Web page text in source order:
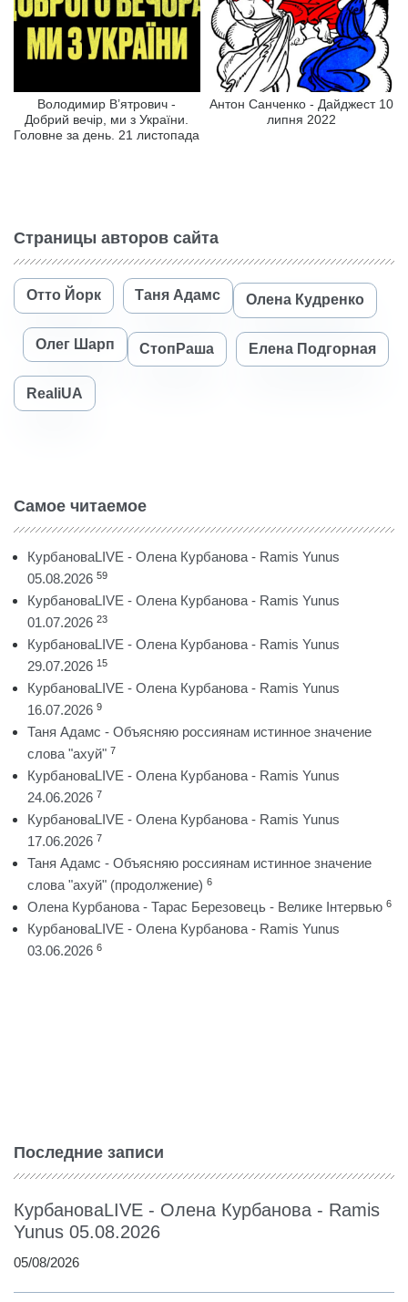
Володимир В’ятрович -
Добрий вечір, ми з України.
Головне за день. 21 листопада
Антон Санченко - Дайджест 10
липня 2022
Страницы авторов сайта
Отто Йорк Таня Адамс Олена Кудренко
Олег Шарп СтопРаша Елена Подгорная
RealiUA
Самое читаемое
КурбановаLIVE - Олена Курбанова - Ramis Yunus
05.08.2026 59
КурбановаLIVE - Олена Курбанова - Ramis Yunus
01.07.2026 23
КурбановаLIVE - Олена Курбанова - Ramis Yunus
29.07.2026 15
КурбановаLIVE - Олена Курбанова - Ramis Yunus
16.07.2026 9
Таня Адамс - Объясняю россиянам истинное значение
слова "ахуй" 7
КурбановаLIVE - Олена Курбанова - Ramis Yunus
24.06.2026 7
КурбановаLIVE - Олена Курбанова - Ramis Yunus
17.06.2026 7
Таня Адамс - Объясняю россиянам истинное значение
слова "ахуй" (продолжение) 6
Олена Курбанова - Тарас Березовець - Велике Інтервью 6
КурбановаLIVE - Олена Курбанова - Ramis Yunus
03.06.2026 6
Последние записи
КурбановаLIVE - Олена Курбанова - Ramis
Yunus 05.08.2026
05/08/2026